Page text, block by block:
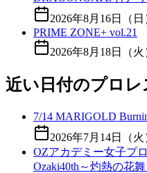
2026年8月16日（日
PRIME ZONE+ vol.21
2026年8月18日（火
近い日付のプロレ
7/14 MARIGOLD
2026年7月14日（火
OZアカデミー女子プ
Ozaki40th～灼熱の花舞